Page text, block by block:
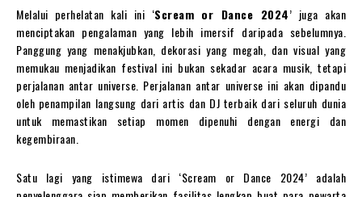
Melalui perhelatan kali ini ‘Scream or Dance 2024’ juga akan
menciptakan pengalaman yang lebih imersif daripada sebelumnya.
Panggung yang menakjubkan, dekorasi yang megah, dan visual yang
memukau menjadikan festival ini bukan sekadar acara musik, tetapi
perjalanan antar universe. Perjalanan antar universe ini akan dipandu
oleh penampilan langsung dari artis dan DJ terbaik dari seluruh dunia
untuk memastikan setiap momen dipenuhi dengan energi dan
kegembiraan.
Satu lagi yang istimewa dari ‘Scream or Dance 2024’ adalah